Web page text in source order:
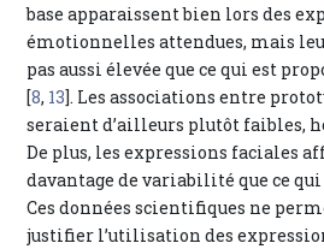
base apparaissent bien lors des
émotionnelles attendues, mais
pas aussi élevée que ce qui est
[8, 13]. Les associations entre
seraient d’ailleurs plutôt faibles,
De plus, les expressions faciales
davantage de variabilité que ce
Ces données scientifiques ne
justifier l’utilisation des